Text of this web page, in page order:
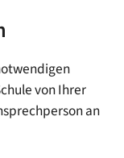
von Ihrer
an